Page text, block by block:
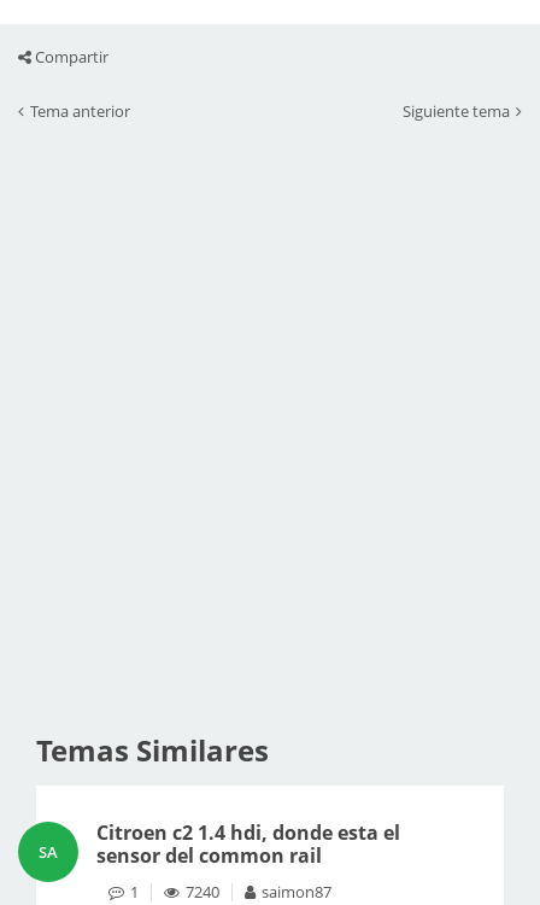
Compartir
Tema anterior Siguiente tema
Temas Similares
SA
Citroen c2 1.4 hdi, donde esta el
sensor del common rail
1 7240 saimon87